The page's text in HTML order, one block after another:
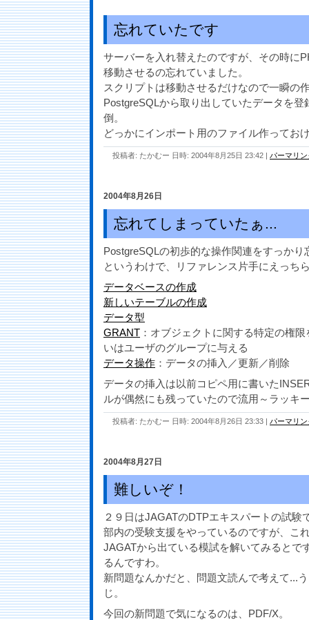
忘れていたです
サーバーを入れ替えたのですが、その時に
移動させるの忘れていました。
スクリプトは移動させるだけなので一瞬の
PostgreSQLから取り出していたデータを
倒。
どっかにインポート用のファイル作ってお
投稿者: たかむー 日時: 2004年8月25日 23:42 | パーマリン
2004年8月26日
忘れてしまっていたぁ...
PostgreSQLの初歩的な操作関連をすっかり
というわけで、リファレンス片手にえっち
データベースの作成
新しいテーブルの作成
データ型
GRANT ：オブジェクトに関する特定の権
いはユーザのグループに与える
データ操作 ：データの挿入／更新／削除
データの挿入は以前コピペ用に書いた
ルが偶然にも残っていたので流用～ラッキ
投稿者: たかむー 日時: 2004年8月26日 23:33 | パーマリン
2004年8月27日
難しいぞ！
２９日はJAGATのDTPエキスパートの試験
部内の受験支援をやっているのですが、こ
JAGATから出ている模試を解いてみるとで
るんですわ。
新問題なんかだと、問題文読んで考えて...
じ。
今回の新問題で気になるのは、PDF/X。